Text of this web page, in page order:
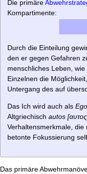
Die primäre
Kompartimente:
Durch die Einteilung
den er gegen Gefahren
menschliches Leben,
Einzelnen die
Untergang des auf
Das Ich wird auch als Ego
Altgriechisch autos
Verhaltensmerkmale,
betonte Fokussierung
Das primäre